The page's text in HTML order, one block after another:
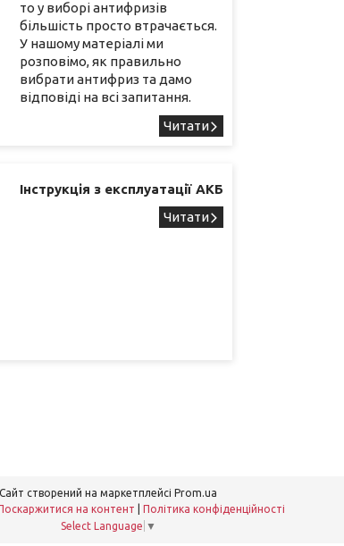
то у виборі антифризів
більшість просто втрачається.
У нашому матеріалі ми
розповімо, як правильно
вибрати антифриз та дамо
відповіді на всі запитання.
Інструкція з експлуатації АКБ
Сайт створений на маркетплейсі Prom.ua
на контент
Політика конфіденційності
Select Language ▼